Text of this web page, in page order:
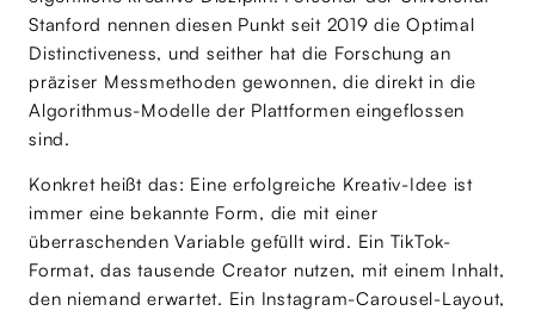
Stanford nennen diesen Punkt seit 2019 die Optimal
Distinctiveness, und seither hat die Forschung an
präziser Messmethoden gewonnen, die direkt in die
Algorithmus-Modelle der Plattformen eingeflossen
sind.
Konkret heißt das: Eine erfolgreiche Kreativ-Idee ist
immer eine bekannte Form, die mit einer
überraschenden Variable gefüllt wird. Ein TikTok-
Format, das tausende Creator nutzen, mit einem Inhalt,
den niemand erwartet. Ein Instagram-Carousel-Layout,